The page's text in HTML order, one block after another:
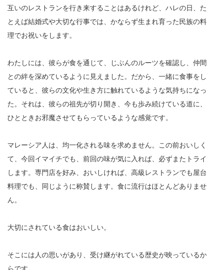
互いのレストランを行き来することはあるけれど、ハレの日、た
とえば結婚式や大切な行事では、かならず生まれ育った民族の料
理でお祝いをします。
わたしには、彼らが食を通じて、じぶんのルーツを確認し、仲間
との絆を深めているように見えました。だから、一緒に食事をし
ていると、彼らの文化や生き方に触れているような気持ちになっ
た。それは、彼らの祖先が切り開き、今も歩み続けている道に、
ひとときお邪魔させてもらっているような感覚です。
マレーシア人は、均一化される味を求めません。この前おいしく
て、今回イマイチでも、前回の味が気に入れば、必ずまたトライ
します。専門店を好み、おいしければ、高級レストランでも屋台
料理でも、同じように称賛します。食に流行はほとんどありませ
ん。
大切にされている食はおいしい。
そこには人の思いがあり、受け継がれている歴史が映っているか